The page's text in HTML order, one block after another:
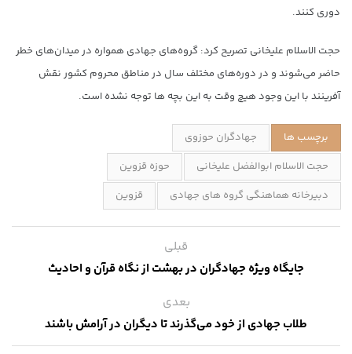
دوری کنند.
حجت الاسلام علیخانی تصریح کرد: گروه‌های جهادی همواره در میدان‌های خطر
حاضر می‌شوند و در دوره‌های مختلف سال در مناطق محروم کشور نقش
آفرینند با این وجود هیچ وقت به این بچه ها توجه نشده است.
برچسب ها
جهادگران حوزوی
حجت الاسلام ابوالفضل علیخانی
حوزه قزوین
دبیرخانه هماهنگی گروه های جهادی
قزوین
قبلی
جایگاه ویژه جهادگران در بهشت از نگاه قرآن و احادیث
بعدی
طلاب جهادی از خود می‌گذرند تا دیگران در آرامش باشند